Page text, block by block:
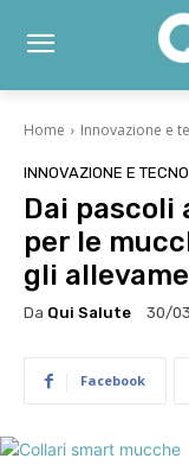
Home Innovazione e
INNOVAZIONE E
Dai
per le
gli
Da Qui Salute 30/
Facebook